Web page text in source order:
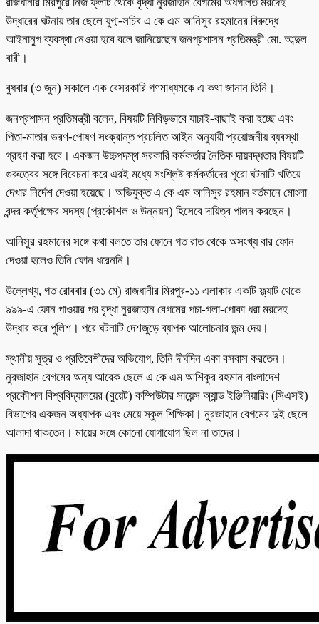
উদ্ধারের ঘটনায় তার ছেলে যুগ্ম-সচিব এ কে এম আনিসুর রহমানের বিরুদ্ধে
আইনানুগ ব্যবস্থা নেওয়া হবে বলে জানিয়েছেন জনপ্রশাসন প্রতিমন্ত্রী মো. আব্দুল
বারী।
বুধবার (৩ জুন) সকালে এক বেসরকারি গণমাধ্যমকে এ কথা জানান তিনি।
জনপ্রশাসন প্রতিমন্ত্রী বলেন, বিষয়টি নিবিড়ভাবে যাচাই-বাছাই করা হচ্ছে এবং
পিতা-মাতার ভরণ-পোষণ সংক্রান্ত প্রচলিত আইন অনুযায়ী প্রয়োজনীয় ব্যবস্থা
গ্রহণ করা হবে। একজন উচ্চপদস্থ সরকারি কর্মকর্তার নৈতিক দায়বদ্ধতার বিষয়টি
গুরুত্বের সঙ্গে বিবেচনা করে এরই মধ্যে সংশ্লিষ্ট কর্মকর্তাদের পুরো ঘটনাটি খতিয়ে
দেখার নির্দেশ দেওয়া হয়েছে। অভিযুক্ত এ কে এম আনিসুর রহমান বর্তমানে মোংলা
বন্দর কর্তৃপক্ষের সদস্য (প্রকৌশল ও উন্নয়ন) হিসেবে দায়িত্ব পালন করছেন।
আনিসুর রহমানের সঙ্গে কথা বলতে তার ফোনে গত রাত থেকে অসংখ্য বার ফোন
দেওয়া হলেও তিনি ফোন ধরেননি।
উল্লেখ্য, গত রোববার (৩১ মে) রাজধানীর মিরপুর-১১ এলাকার একটি ফ্ল্যাট থেকে
৯৯৯-এ ফোন পাওয়ার পর বৃদ্ধা নুরজাহান বেগমের পচা-গলা-পোকা ধরা মরদেহ
উদ্ধার করে পুলিশ। পরে ঘটনাটি দেশজুড়ে ব্যাপক আলোচনার জন্ম দেয়।
স্থানীয় সূত্র ও প্রতিবেশীদের অভিযোগ, তিনি দীর্ঘদিন একা বসবাস করতেন।
নুরজাহান বেগমের অন্য আরেক ছেলে এ কে এম আশিকুর রহমান বাংলাদেশ
প্রকৌশল বিশ্ববিদ্যালয়ের (বুয়েট) কম্পিউটার সায়েন্স অ্যান্ড ইঞ্জিনিয়ারিং (সিএসই)
বিভাগের একজন অধ্যাপক এবং মেয়ে স্কুল শিক্ষিকা। নুরজাহান বেগমের দুই ছেলে
আলাদা থাকতেন। মায়ের সঙ্গে কোনো যোগাযোগ ছিল না তাদের।